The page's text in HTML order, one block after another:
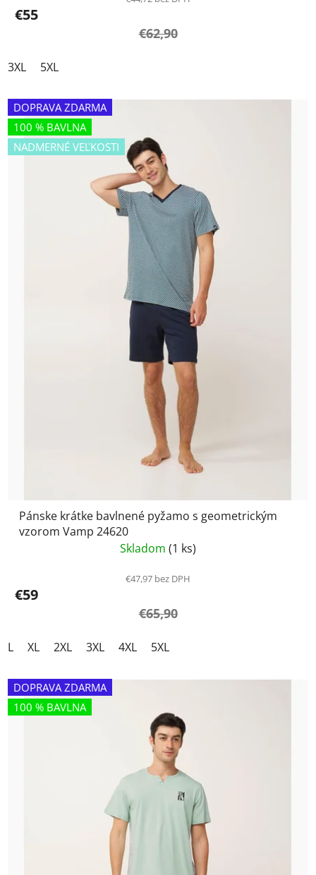
€55
€62,90
3XL 5XL
DOPRAVA ZDARMA
100 % BAVLNA
NADMERNÉ VEĽKOSTI
Pánske krátke bavlnené pyžamo s geometrickým
vzorom Vamp 24620
Skladom (1 ks)
€47,97 bez DPH
€59
€65,90
L XL 2XL 3XL 4XL 5XL
DOPRAVA ZDARMA
100 % BAVLNA